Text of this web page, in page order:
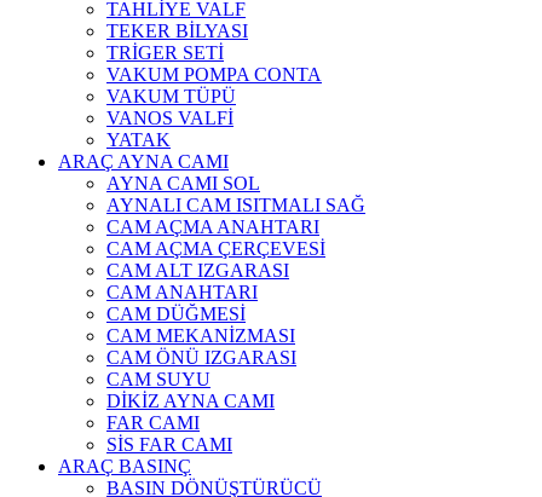
TAHLİYE VALF
TEKER BİLYASI
TRİGER SETİ
VAKUM POMPA CONTA
VAKUM TÜPÜ
VANOS VALFİ
YATAK
ARAÇ AYNA CAMI
AYNA CAMI SOL
AYNALI CAM ISITMALI SAĞ
CAM AÇMA ANAHTARI
CAM AÇMA ÇERÇEVESİ
CAM ALT IZGARASI
CAM ANAHTARI
CAM DÜĞMESİ
CAM MEKANİZMASI
CAM ÖNÜ IZGARASI
CAM SUYU
DİKİZ AYNA CAMI
FAR CAMI
SİS FAR CAMI
ARAÇ BASINÇ
BASIN DÖNÜŞTÜRÜCÜ